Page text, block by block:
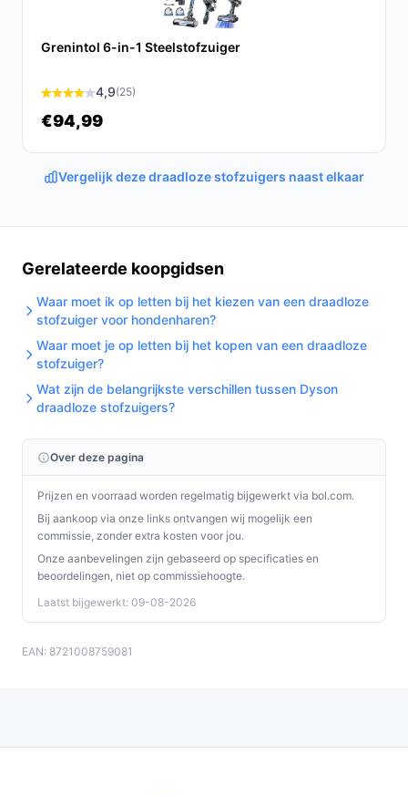
De AG4100 Steelstofzuiger is een uitstekende keuze
voor iedereen die op zoek is naar een krachtige,
draadloze stofzuiger die eenvoudig in gebruik is en
lange gebruiksduur en praktische functies is dit
apparaat een waardevolle toevoeging aan jouw
Ontdek alle specificaties en vergelijk prijzen op
past bij jouw behoeften!
Grenintol 6-in-1 Steelstofzuiger
4,9(25)
€94,99
Vergelijk deze draadloze stofzuigers naast elkaar
Gerelateerde koopgidsen
Waar moet ik op letten bij het kiezen van een draadloze
stofzuiger voor hondenharen?
Waar moet je op letten bij het kopen van een draadloze
stofzuiger?
Wat zijn de belangrijkste verschillen tussen Dyson
draadloze stofzuigers?
Over deze pagina
Prijzen en voorraad worden regelmatig bijgewerkt via bol.com.
Bij aankoop via onze links ontvangen wij mogelijk een
commissie, zonder extra kosten voor jou.
Onze aanbevelingen zijn gebaseerd op specificaties en
beoordelingen, niet op commissiehoogte.
Laatst bijgewerkt: 09-08-2026
EAN: 8721008759081